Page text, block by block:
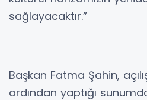
sağlayacaktır.”
Başkan Fatma Şahin,
ardından yaptığı